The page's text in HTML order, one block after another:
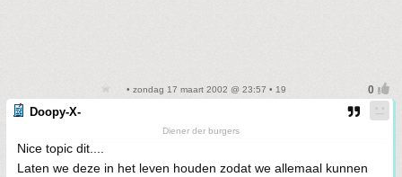
• zondag 17 maart 2002 @ 23:57 • 19
Doopy-X-
Diener der burgers
Nice topic dit....
Laten we deze in het leven houden zodat we allemaal kunnen